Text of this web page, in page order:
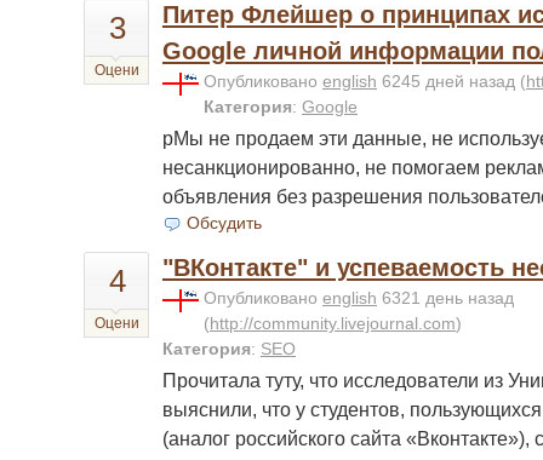
3
Оцени
Питер Флейшер о принципах
Google личной информации
Опубликовано english 6245 дней назад (
Категория: Google
pМы не продаем эти данные, не
несанкционированно, не помогаем
объявления без разрешения
Обсудить
4
Оцени
"ВКонтакте" и успеваемость
Опубликовано english 6321 день назад
(http://community.livejournal.com)
Категория: SEO
Прочитала туту, что исследователи из
выяснили, что у студентов,
(аналог российского сайта